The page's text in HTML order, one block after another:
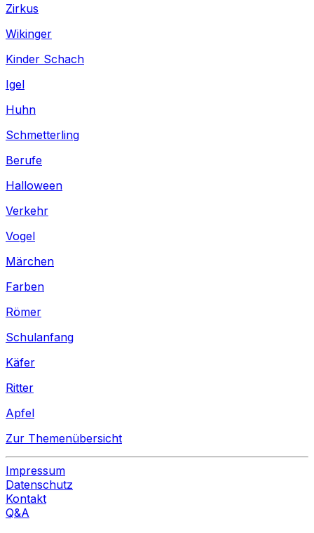
Zirkus
Wikinger
Kinder Schach
Igel
Huhn
Schmetterling
Berufe
Halloween
Verkehr
Vogel
Märchen
Farben
Römer
Schulanfang
Käfer
Ritter
Apfel
Zur Themenübersicht
Impressum
Datenschutz
Kontakt
Q&A